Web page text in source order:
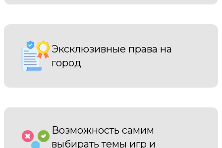
Эксклюзивные права на
город
Возможность самим
выбирать темы игр и